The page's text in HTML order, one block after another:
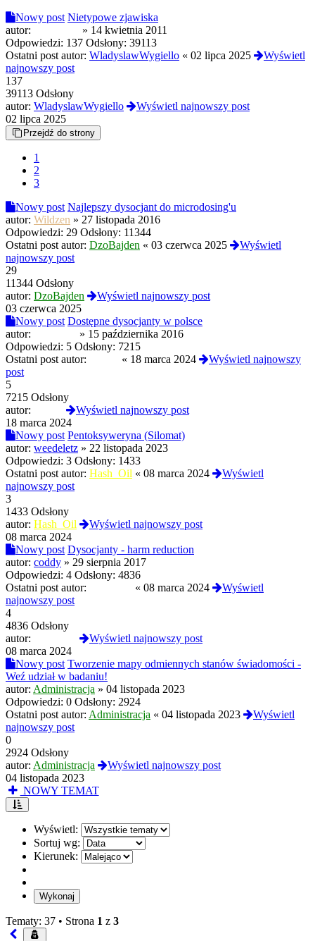
Nowy post Nietypowe zjawiska
autor:
» 14 kwietnia 2011
Odpowiedzi: 137 Odsłony: 39113
Ostatni post autor: WladyslawWygiello « 02 lipca 2025
Wyświetl
najnowszy post
137
39113 Odsłony
autor: WladyslawWygiello
Wyświetl najnowszy post
02 lipca 2025
Przejdź do strony
1
2
3
Nowy post Najlepszy dysocjant do microdosing'u
autor: Wildzen » 27 listopada 2016
Odpowiedzi: 29 Odsłony: 11344
Ostatni post autor: DzoBajden « 03 czerwca 2025
Wyświetl
najnowszy post
29
11344 Odsłony
autor: DzoBajden
Wyświetl najnowszy post
03 czerwca 2025
Nowy post Dostępne dysocjanty w polsce
autor:
» 15 października 2016
Odpowiedzi: 5 Odsłony: 7215
Ostatni post autor:
« 18 marca 2024
Wyświetl najnowszy
post
5
7215 Odsłony
autor:
Wyświetl najnowszy post
18 marca 2024
Nowy post Pentoksyweryna (Silomat)
autor: weedeletz » 22 listopada 2023
Odpowiedzi: 3 Odsłony: 1433
Ostatni post autor: Hash_Oil « 08 marca 2024
Wyświetl
najnowszy post
3
1433 Odsłony
autor: Hash_Oil
Wyświetl najnowszy post
08 marca 2024
Nowy post Dysocjanty - harm reduction
autor: coddy » 29 sierpnia 2017
Odpowiedzi: 4 Odsłony: 4836
Ostatni post autor:
« 08 marca 2024
Wyświetl
najnowszy post
4
4836 Odsłony
autor:
Wyświetl najnowszy post
08 marca 2024
Nowy post Tworzenie mapy odmiennych stanów świadomości -
Weź udział w badaniu!
autor: Administracja » 04 listopada 2023
Odpowiedzi: 0 Odsłony: 2924
Ostatni post autor: Administracja « 04 listopada 2023
Wyświetl
najnowszy post
0
2924 Odsłony
autor: Administracja
Wyświetl najnowszy post
04 listopada 2023
NOWY TEMAT
Wyświetl:
Sortuj wg:
Kierunek:
Tematy: 37 • Strona 1 z 3